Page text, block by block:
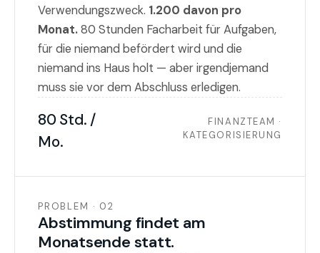
Verwendungszweck. 1.200 davon pro
Monat.80 Stunden Facharbeit für Aufgaben,
für die niemand befördert wird und die
niemand ins Haus holt — aber irgendjemand
muss sie vor dem Abschluss erledigen.
80 Std. /
Mo.
FINANZTEAM ·
KATEGORISIERUNG
PROBLEM · 02
Abstimmung findet am
Monatsende statt.